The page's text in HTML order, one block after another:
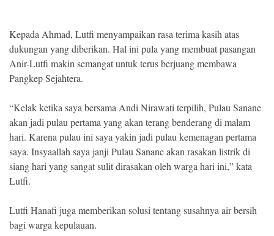
Kepada Ahmad, Lutfi menyampaikan rasa terima kasih atas
dukungan yang diberikan. Hal ini pula yang membuat pasangan
Anir-Lutfi makin semangat untuk terus berjuang membawa
Pangkep Sejahtera.
“Kelak ketika saya bersama Andi Nirawati terpilih, Pulau Sanane
akan jadi pulau pertama yang akan terang benderang di malam
hari. Karena pulau ini saya yakin jadi pulau kemenagan pertama
saya. Insyaallah saya janji Pulau Sanane akan rasakan listrik di
siang hari yang sangat sulit dirasakan oleh warga hari ini,” kata
Lutfi.
Lutfi Hanafi juga memberikan solusi tentang susahnya air bersih
bagi warga kepulauan.